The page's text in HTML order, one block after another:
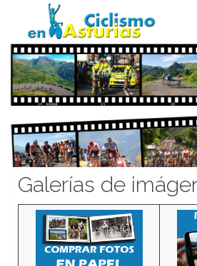
CICLISMO EN ASTURIAS
Galerías de